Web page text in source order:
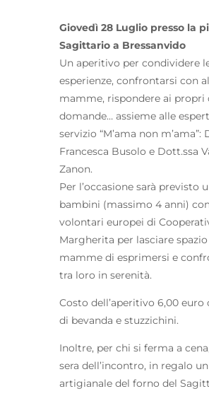
Giovedì 28 Luglio presso la
Sagittario a Bressanvido
Un aperitivo per condividere
esperienze, confrontarsi con
mamme, rispondere ai propri
domande… assieme alle
servizio “M’ama non m’ama”:
Francesca Busolo e Dott.ssa
Zanon.
Per l’occasione sarà previsto
bambini (massimo 4 anni)
volontari europei di
Margherita per lasciare
mamme di esprimersi e
tra loro in serenità.
Costo dell’aperitivo 6,00 euro
di bevanda e stuzzichini.
Inoltre, per chi si ferma a
sera dell’incontro, in regalo
artigianale del forno del